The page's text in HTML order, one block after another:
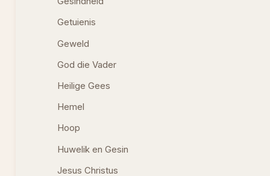
Getuienis
Geweld
God die Vader
Heilige Gees
Hemel
Hoop
Huwelik en Gesin
Jesus Christus